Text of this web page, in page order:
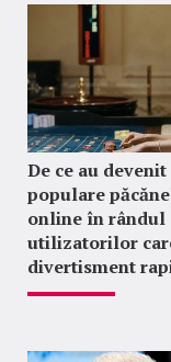
De ce au devenit
populare
online în rândul
utilizatorilor
divertisment